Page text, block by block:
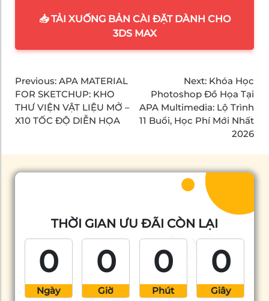
📥 TẢI XUỐNG BẢN CÀI ĐẶT DÀNH CHO
3DS MAX
Previous: APA MATERIAL
FOR SKETCHUP: KHO
THƯ VIỆN VẬT LIỆU MỞ –
X10 TỐC ĐỘ DIỄN HỌA
Next: Khóa Học
Photoshop Đồ Họa Tại
APA Multimedia: Lộ Trình
11 Buổi, Học Phí Mới Nhất
2026
THỜI GIAN ƯU ĐÃI CÒN LẠI
0
Ngày
0
Giờ
0
Phút
0
Giây